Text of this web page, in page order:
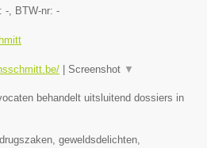
-, BTW-nr: -
Screenshot ▼
behandelt uitsluitend dossiers in
geweldsdelichten,